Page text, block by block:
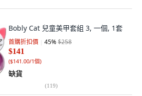
Bobly Cat 兒童美甲套組 3, 一個, 1套
首購折扣價 45%$258
$141
($141.00/1個)
缺貨
(119)